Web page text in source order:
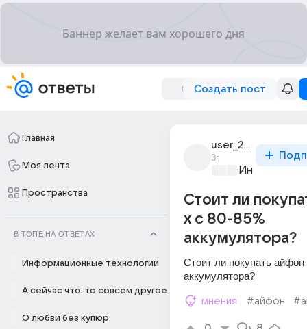
Создать пост
Главная
Моя лента
Пространства
В ТОПЕ НА ОТВЕТАХ
Информационные технологии
А сейчас что-то совсем другое
О любви без купюр
user_292715210
3г
Стоит ли
x с 80-85%
аккумулятора?
Стоит ли покупать айфон
аккумулятора?
мнения #айфон